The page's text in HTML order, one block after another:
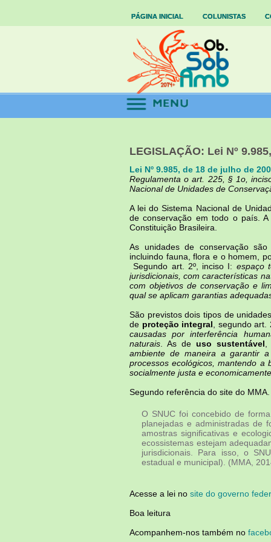
PÁGINA INICIAL COLUNISTAS
LEGISLAÇÃO: Lei Nº
Lei Nº 9.985, de 18 de julho de
Regulamenta o art. 225, § 1o,
Nacional de Unidades de
A lei do Sistema Nacional de
de conservação em todo o país.
Constituição Brasileira.
As unidades de conservação
incluindo fauna, flora e o homem,
Segundo art. 2º, inciso I: espaço
jurisdicionais, com características
com objetivos de conservação e
qual se aplicam garantias
São previstos dois tipos de
de proteção integral , segundo
causadas por interferência
naturais . As de uso sustentável
ambiente de maneira a garantir
processos ecológicos, mantendo a
socialmente justa e
Segundo referência do site do MMA.
O SNUC foi concebido de
planejadas e administradas de
amostras significativas e
ecossistemas estejam
jurisdicionais. Para isso, o
estadual e municipal). (MMA,
Acesse a lei no site do governo
Boa leitura
Acompanhem-nos também no